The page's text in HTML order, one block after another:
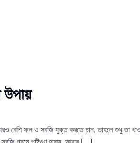
উপায়
ফল ও সবজি যুক্ত করতে চান, তাহলে শুধু তা